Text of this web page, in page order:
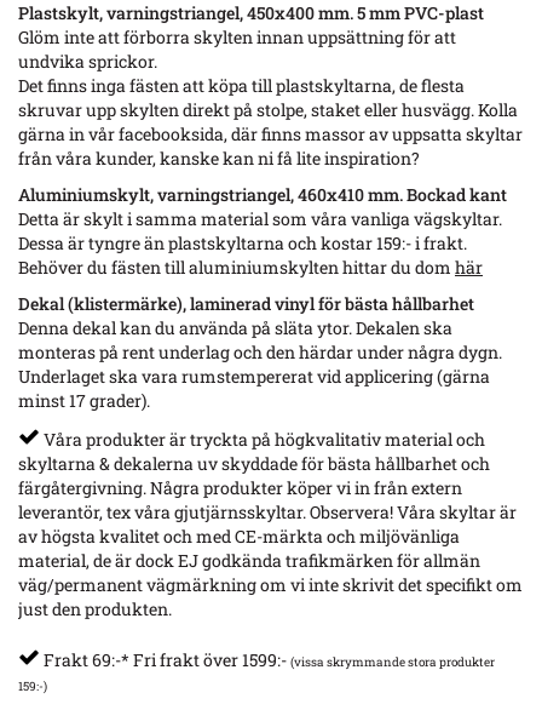
Plastskylt, varningstriangel, 450x400 mm. 5 mm PVC-plast
Glöm inte att förborra skylten innan uppsättning för att
undvika sprickor.
Det finns inga fästen att köpa till plastskyltarna, de flesta
skruvar upp skylten direkt på stolpe, staket eller husvägg. Kolla
gärna in vår facebooksida, där finns massor av uppsatta skyltar
från våra kunder, kanske kan ni få lite inspiration?
Aluminiumskylt, varningstriangel, 460x410 mm. Bockad kant
Detta är skylt i samma material som våra vanliga vägskyltar.
Dessa är tyngre än plastskyltarna och kostar 159:- i frakt.
Behöver du fästen till aluminiumskylten hittar du dom här
Dekal (klistermärke), laminerad vinyl för bästa hållbarhet
Denna dekal kan du använda på släta ytor. Dekalen ska
monteras på rent underlag och den härdar under några dygn.
Underlaget ska vara rumstempererat vid applicering (gärna
minst 17 grader).
Våra produkter är tryckta på högkvalitativ material och
skyltarna & dekalerna uv skyddade för bästa hållbarhet och
färgåtergivning. Några produkter köper vi in från extern
leverantör, tex våra gjutjärnsskyltar. Observera! Våra skyltar är
av högsta kvalitet och med CE-märkta och miljövänliga
material, de är dock EJ godkända trafikmärken för allmän
väg/permanent vägmärkning om vi inte skrivit det specifikt om
just den produkten.
Frakt 69:-* Fri frakt över 1599:- (vissa skrymmande stora produkter
159:-)